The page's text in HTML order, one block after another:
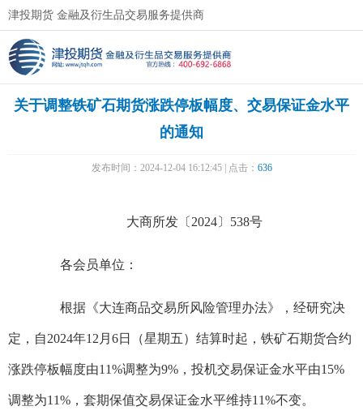
津投期货 金融及衍生品交易服务提供商
关于调整铁矿石期货涨跌停板幅度、交易保证金水平
的通知
发布时间：2024-12-04 16:12:45 | 点击： 636
大商所发〔2024〕538号
各会员单位：
根据《大连商品交易所风险管理办法》，经研究决
定，自2024年12月6日（星期五）结算时起，铁矿石期货合约
涨跌停板幅度由11%调整为9%，投机交易保证金水平由15%
调整为11%，套期保值交易保证金水平维持11%不变。